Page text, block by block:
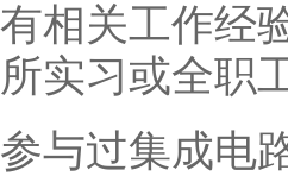
有相关工作经
所实习或全职
参与过集成电